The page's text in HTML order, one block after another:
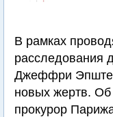
В рамках
расследования
Джеффри
новых жертв.
прокурор